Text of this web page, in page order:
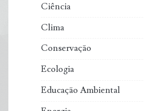
Ciência
Clima
Conservação
Ecologia
Educação Ambiental